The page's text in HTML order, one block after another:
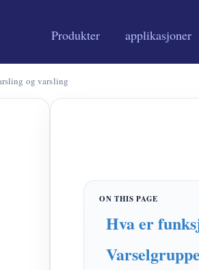
Produkter applikasjoner
og varsling
Hva er
Varselgruppe